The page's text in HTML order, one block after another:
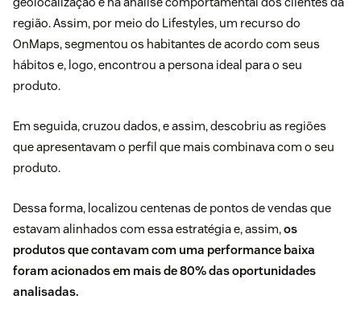
região. Assim, por meio do Lifestyles, um recurso do
OnMaps, segmentou os habitantes de acordo com seus
hábitos e, logo, encontrou a persona ideal para o seu
produto.
Em seguida, cruzou dados, e assim, descobriu as regiões
que apresentavam o perfil que mais combinava com o seu
produto.
Dessa forma, localizou centenas de pontos de vendas que
estavam alinhados com essa estratégia e, assim,os
produtos que contavam com uma performance baixa
foram acionados em mais de 80% das oportunidades
analisadas.